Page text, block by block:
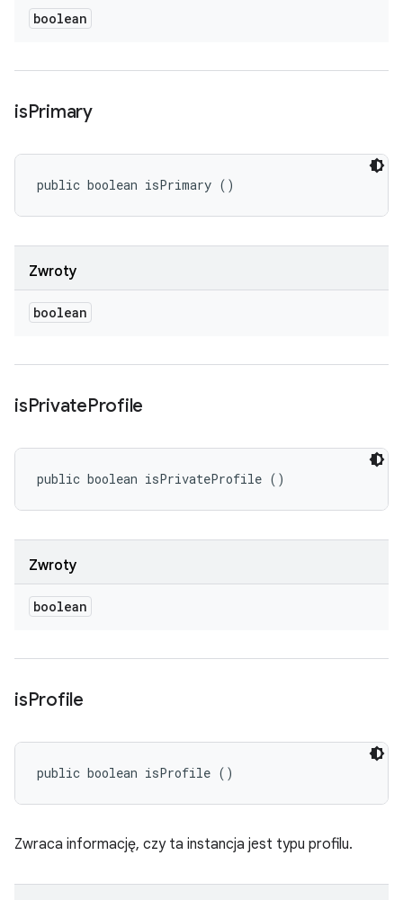
boolean
isPrimary
public boolean isPrimary ()
Zwroty
boolean
isPrivateProfile
public boolean isPrivateProfile ()
Zwroty
boolean
isProfile
public boolean isProfile ()
Zwraca informację, czy ta instancja jest typu profilu.